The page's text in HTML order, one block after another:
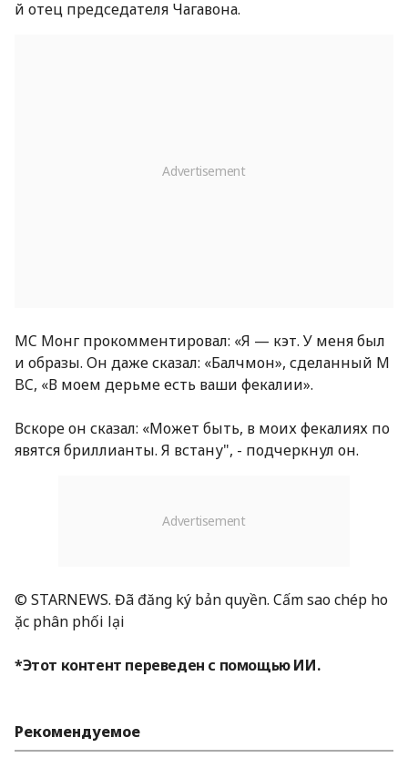
й отец председателя Чагавона.
MC Монг прокомментировал: «Я — кэт. У меня был
и образы. Он даже сказал: «Балчмон», сделанный M
BC, «В моем дерьме есть ваши фекалии».
Вскоре он сказал: «Может быть, в моих фекалиях по
явятся бриллианты. Я встану", - подчеркнул он.
© STARNEWS. Đã đăng ký bản quyền. Cấm sao chép ho
ặc phân phối lại
*Этот контент переведен с помощью ИИ.
Рекомендуемое